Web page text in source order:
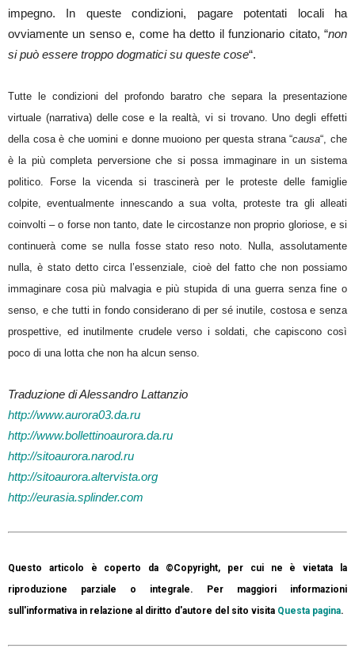
impegno. In queste condizioni, pagare potentati locali ha
ovviamente un senso e, come ha detto il funzionario citato, “non
si può essere troppo dogmatici su queste cose“.
Tutte le condizioni del profondo baratro che separa la presentazione
virtuale (narrativa) delle cose e la realtà, vi si trovano. Uno degli effetti
della cosa è che uomini e donne muoiono per questa strana “causa“, che
è la più completa perversione che si possa immaginare in un sistema
politico. Forse la vicenda si trascinerà per le proteste delle famiglie
colpite, eventualmente innescando a sua volta, proteste tra gli alleati
coinvolti – o forse non tanto, date le circostanze non proprio gloriose, e si
continuerà come se nulla fosse stato reso noto. Nulla, assolutamente
nulla, è stato detto circa l’essenziale, cioè del fatto che non possiamo
immaginare cosa più malvagia e più stupida di una guerra senza fine o
senso, e che tutti in fondo considerano di per sé inutile, costosa e senza
prospettive, ed inutilmente crudele verso i soldati, che capiscono così
poco di una lotta che non ha alcun senso.
Traduzione di Alessandro Lattanzio
http://www.aurora03.da.ru
http://www.bollettinoaurora.da.ru
http://sitoaurora.narod.ru
http://sitoaurora.altervista.org
http://eurasia.splinder.com
Questo articolo è coperto da ©Copyright, per cui ne è vietata la
riproduzione parziale o integrale. Per maggiori informazioni
sull'informativa in relazione al diritto d'autore del sito visita Questa pagina.